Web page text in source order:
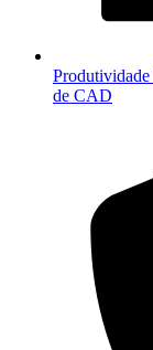
Produtividade
de CAD